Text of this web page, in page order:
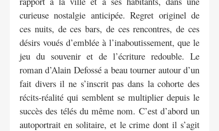
curieuse nostalgie anticipée. Regret originel de
ces nuits, de ces bars, de ces rencontres, de ces
désirs voués d’emblée à l’inaboutissement, que le
jeu du souvenir et de l’écriture redouble. Le
roman d’Alain Defossé a beau tourner autour d’un
fait divers il ne s’inscrit pas dans la cohorte des
récits-réalité qui semblent se multiplier depuis le
succès des télés du même nom. C’est d’abord un
autoportrait en solitaire, et le crime dont il s’agit